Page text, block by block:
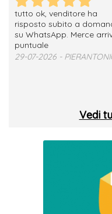
tutto ok, venditore ha
risposto subito a
su WhatsApp. Merce
puntuale
29-07-2026 -
Vedi